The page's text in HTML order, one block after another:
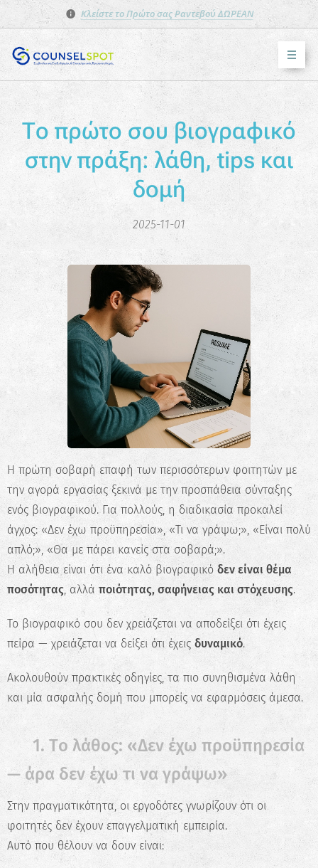
Κλείστε το Πρώτο σας Ραντεβού ΔΩΡΕΑΝ
Το πρώτο σου βιογραφικό
στην πράξη: λάθη, tips και
δομή
2025-11-01
Η πρώτη σοβαρή επαφή των περισσότερων φοιτητών με
την αγορά εργασίας ξεκινά με την προσπάθεια σύνταξης
ενός βιογραφικού. Για πολλούς, η διαδικασία προκαλεί
άγχος: «Δεν έχω προϋπηρεσία», «Τι να γράψω;», «Είναι πολύ
απλό;», «Θα με πάρει κανείς στα σοβαρά;».
Η αλήθεια είναι ότι ένα καλό βιογραφικό δεν είναι θέμα
ποσότητας , αλλά ποιότητας, σαφήνειας και στόχευσης.
Το βιογραφικό σου δεν χρειάζεται να αποδείξει ότι έχεις
πείρα — χρειάζεται να δείξει ότι έχεις δυναμικό.
Ακολουθούν πρακτικές οδηγίες, τα πιο συνηθισμένα λάθη
και μία ασφαλής δομή που μπορείς να εφαρμόσεις άμεσα.
✅ 1. Τo λάθος: «Δεν έχω προϋπηρεσία
— άρα δεν έχω τι να γράψω»
Στην πραγματικότητα, οι εργοδότες γνωρίζουν ότι οι
φοιτητές δεν έχουν επαγγελματική εμπειρία.
Αυτό που θέλουν να δουν είναι: